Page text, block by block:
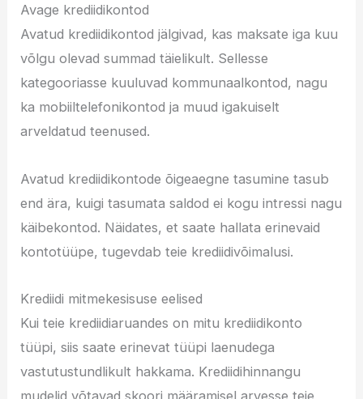
Avage krediidikontod
Avatud krediidikontod jälgivad, kas maksate iga kuu
võlgu olevad summad täielikult. Sellesse
kategooriasse kuuluvad kommunaalkontod, nagu
ka mobiiltelefonikontod ja muud igakuiselt
arveldatud teenused.
Avatud krediidikontode õigeaegne tasumine tasub
end ära, kuigi tasumata saldod ei kogu intressi nagu
käibekontod. Näidates, et saate hallata erinevaid
kontotüüpe, tugevdab teie krediidivõimalusi.
Krediidi mitmekesisuse eelised
Kui teie krediidiaruandes on mitu krediidikonto
tüüpi, siis saate erinevat tüüpi laenudega
vastutustundlikult hakkama. Krediidihinnangu